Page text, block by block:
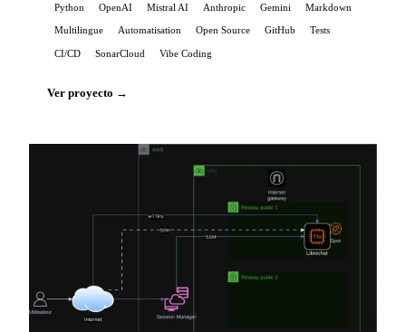
Python OpenAI Mistral AI Anthropic Gemini Markdown
Multilingue Automatisation Open Source GitHub Tests
CI/CD SonarCloud Vibe Coding
Ver proyecto →